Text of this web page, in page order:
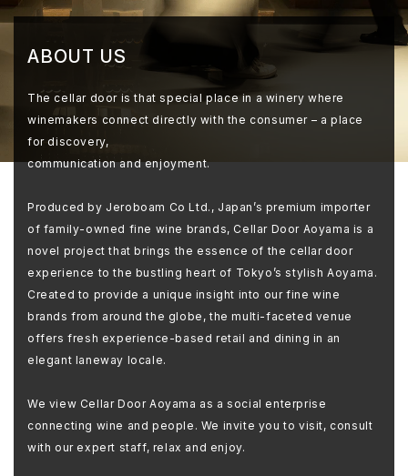
ABOUT US
The cellar door is that special place in a winery where
winemakers connect directly with the consumer – a place
for discovery,
communication and enjoyment.
Produced by Jeroboam Co Ltd., Japan’s premium importer
of family-owned fine wine brands, Cellar Door Aoyama is a
novel project that brings the essence of the cellar door
experience to the bustling heart of Tokyo’s stylish Aoyama.
Created to provide a unique insight into our fine wine
brands from around the globe, the multi-faceted venue
offers fresh experience-based retail and dining in an
elegant laneway locale.
We view Cellar Door Aoyama as a social enterprise
connecting wine and people. We invite you to visit, consult
with our expert staff, relax and enjoy.